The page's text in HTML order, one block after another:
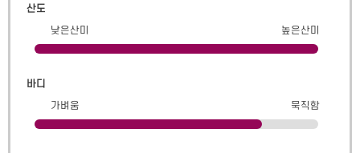
산도
낮은산미
높은산미
바디
가벼움
묵직함